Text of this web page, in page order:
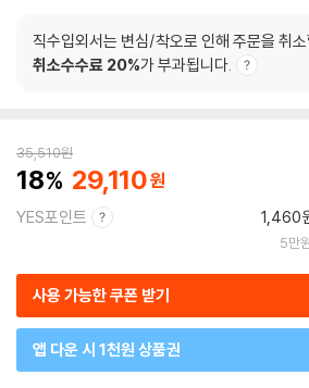
직수입외서는 변심/착오로 인해 주문을 취
취소수수료 20%가 부과됩니다.
35,510원
18 29,110
YES포인트 1,460
5만
사용 가능한 쿠폰 받기
앱 다운 시 1천원 상품권